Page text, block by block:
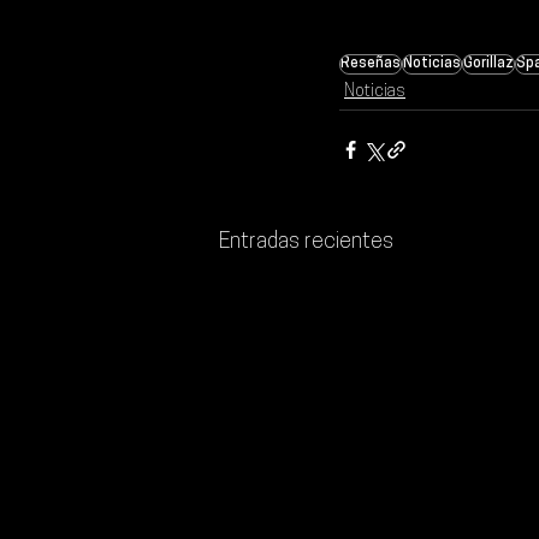
ReseñasNoticiasGorillaz
Noticias
Entradas recientes